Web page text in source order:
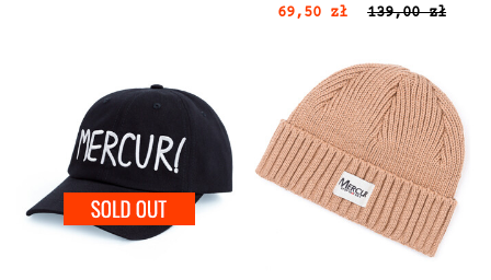
69,50 zł 139,00 zł
SOLD OUT